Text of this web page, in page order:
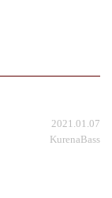
2021.01.07
KurenaBass